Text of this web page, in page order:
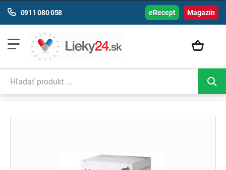
Magazín
0911 080 058 eRecept